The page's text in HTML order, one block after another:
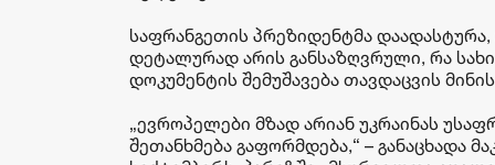
საფრანგეთის პრეზიდენტმა
დეტალურად არის განსაზღვრული, რა
დოკუმენტის შემუშავება თავდაცვის
„ევროპელები მზად არიან უკრაინას
შეთანხმება გაფორმდება,“ – განაცხადა